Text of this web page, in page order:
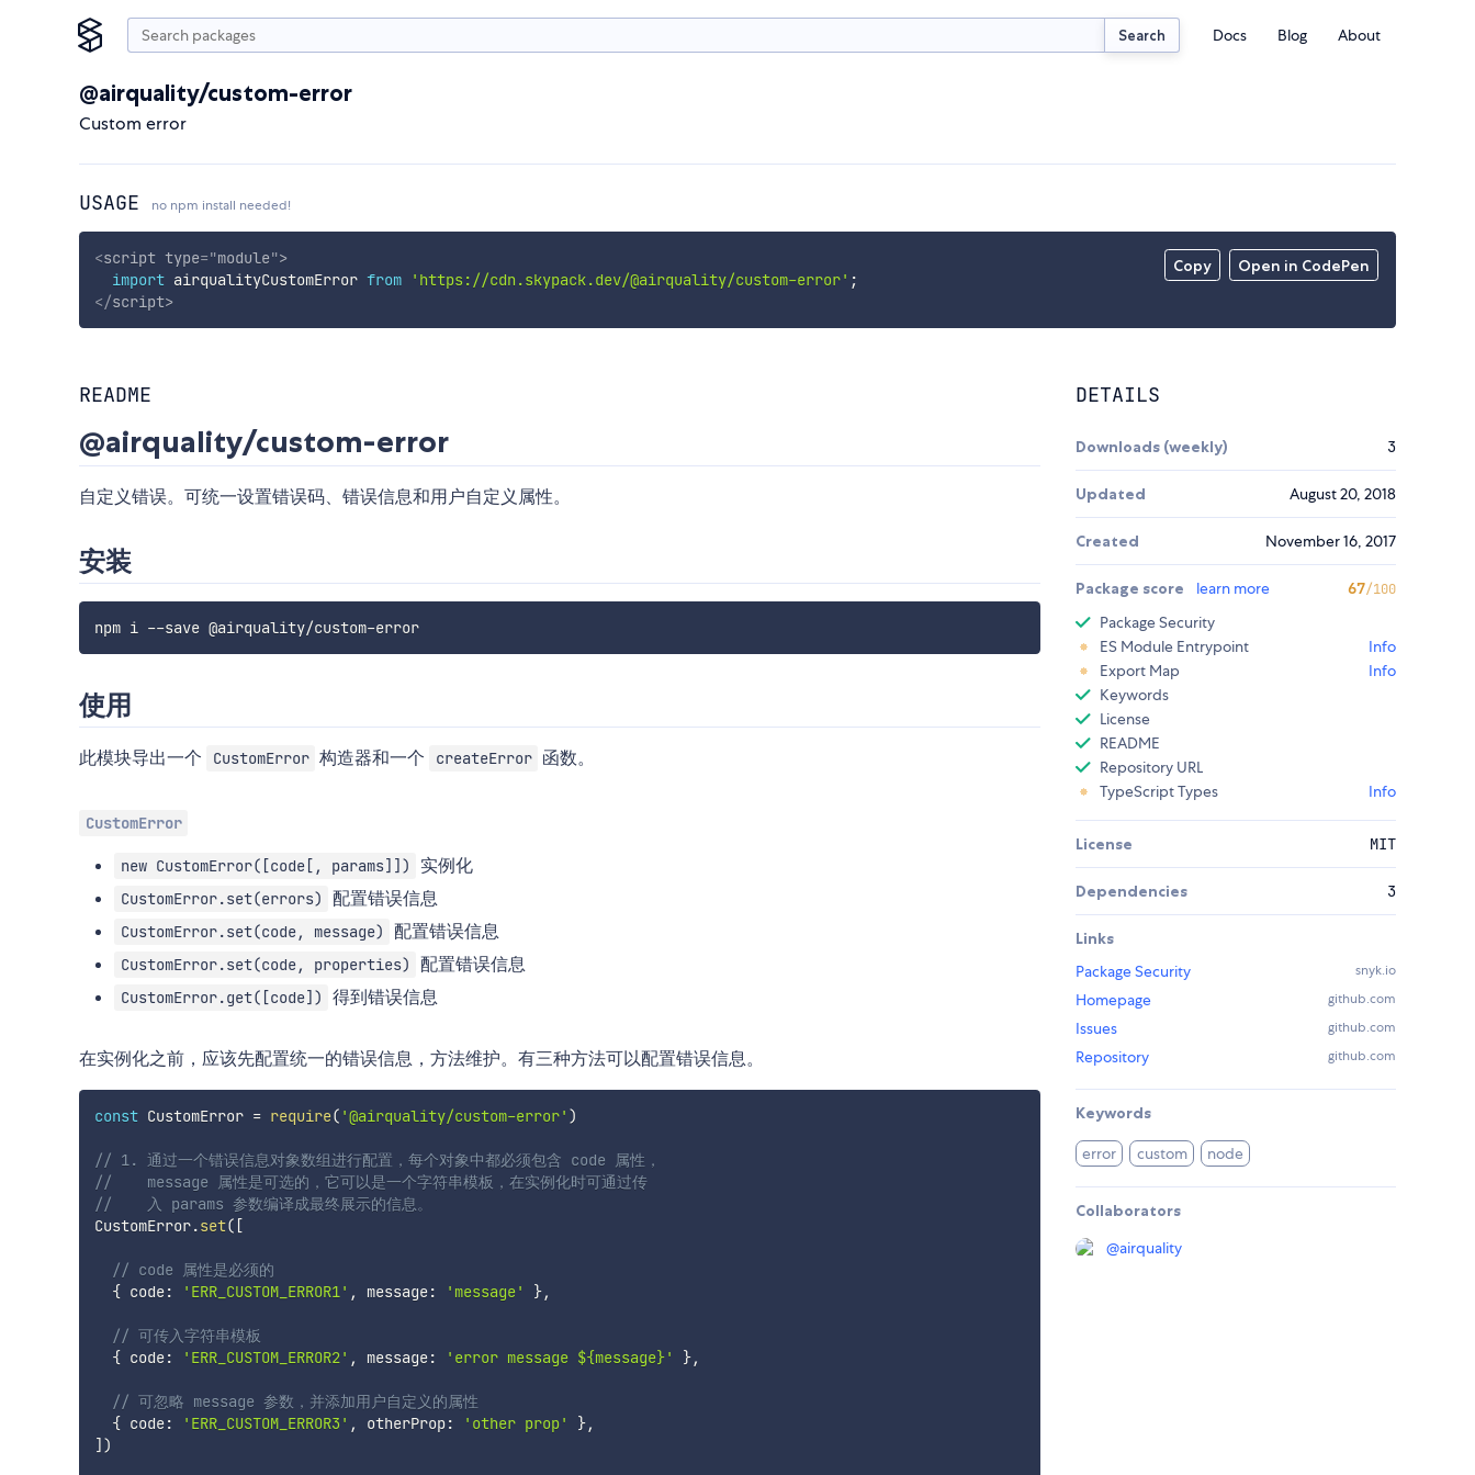
Search Docs Blog About
@airquality/custom-error
Custom error
USAGE no npm install needed!
Copy Open in CodePen
<script type="module">
import airqualityCustomError from 'https://cdn.skypack.dev/@airquality/custom-error' ;
</script>
README
@airquality/custom-error
自定义错误。可统一设置错误码、错误信息和用户自定义属性。
安装
npm i --save @airquality/custom-error
使用
此模块导出一个 CustomError 构造器和一个 createError 函数。
CustomError
new CustomError([code[, params]]) 实例化
CustomError.set(errors) 配置错误信息
CustomError.set(code, message) 配置错误信息
CustomError.set(code, properties) 配置错误信息
CustomError.get([code]) 得到错误信息
在实例化之前，应该先配置统一的错误信息，方法维护。有三种方法可以配置错误信息。
const CustomError = require( '@airquality/custom-error' )
// 1. 通过一个错误信息对象数组进行配置，每个对象中都必须包含 code 属性，
//    message 属性是可选的，它可以是一个字符串模板，在实例化时可通过传
//    入 params 参数编译成最终展示的信息。
CustomError.set( [
// code 属性是必须的
{ code: 'ERR_CUSTOM_ERROR1' , message: 'message' },
// 可传入字符串模板
{ code: 'ERR_CUSTOM_ERROR2' , message: 'error message ${message}' },
// 可忽略 message 参数，并添加用户自定义的属性
{ code: 'ERR_CUSTOM_ERROR3' , otherProp: 'other prop' },
] )
DETAILS
Downloads (weekly) 3
Updated August 20, 2018
Created November 16, 2017
Package score learn more 67/100
Package Security
ES Module Entrypoint
Info
Export Map
Info
Keywords
License
README
Repository URL
TypeScript Types
Info
License MIT
Dependencies 3
Links
Package Security
snyk.io
Homepage github.com
Issues github.com
Repository github.com
Keywords
error custom node
Collaborators
@airquality